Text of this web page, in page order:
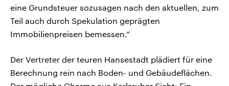
eine Grundsteuer sozusagen nach den aktuellen, zum
Teil auch durch Spekulation geprägten
Immobilienpreisen bemessen.“
Der Vertreter der teuren Hansestadt plädiert für eine
Berechnung rein nach Boden- und Gebäudeflächen.